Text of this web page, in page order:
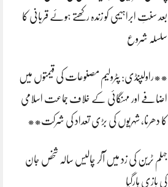
بعد سنتِ ابراہیمی کو زندہ رکھتے ہوئے قربانی کا
سلسلہ شروع
**راولپنڈی: پٹرولیم مصنوعات کی قیمتوں میں
اضافے اور مہنگائی کے خلاف جماعت اسلامی
کا دھرنا، شہریوں کی بڑی تعداد کی شرکت**
جہلم ٹرین کی زد میں آکر چالیس سالہ شخص جان
کی بازی ہارگیا